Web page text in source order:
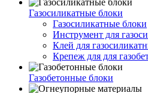
Газосиликатные блоки
Газосиликатные блоки
Инструмент для
Клей для
Крепеж для для
Газобетонные блоки